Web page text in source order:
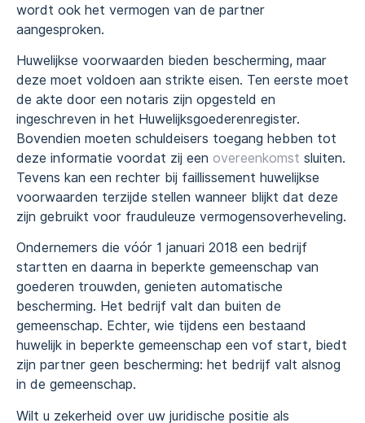
wordt ook het vermogen van de partner
aangesproken.
Huwelijkse voorwaarden bieden bescherming, maar
deze moet voldoen aan strikte eisen. Ten eerste moet
de akte door een notaris zijn opgesteld en
ingeschreven in het Huwelijksgoederenregister.
Bovendien moeten schuldeisers toegang hebben tot
deze informatie voordat zij een overeenkomst sluiten.
Tevens kan een rechter bij faillissement huwelijkse
voorwaarden terzijde stellen wanneer blijkt dat deze
zijn gebruikt voor frauduleuze vermogensoverheveling.
Ondernemers die vóór 1 januari 2018 een bedrijf
startten en daarna in beperkte gemeenschap van
goederen trouwden, genieten automatische
bescherming. Het bedrijf valt dan buiten de
gemeenschap. Echter, wie tijdens een bestaand
huwelijk in beperkte gemeenschap een vof start, biedt
zijn partner geen bescherming: het bedrijf valt alsnog
in de gemeenschap.
Wilt u zekerheid over uw juridische positie als